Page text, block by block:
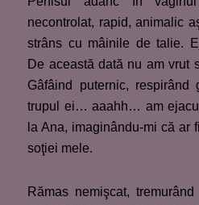
necontrolat, rapid, animalic
strâns cu mâinile de talie.
De această dată nu am vrut
Gâfâind puternic, respirând
trupul ei… aaahh… am
la Ana, imaginându-mi că ar
soţiei mele.
Rămas nemişcat,